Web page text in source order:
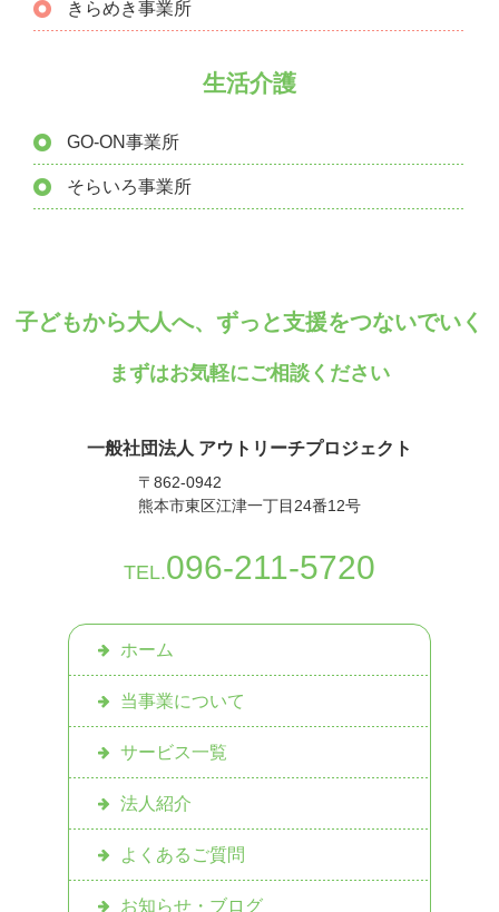
きらめき事業所
生活介護
GO-ON事業所
そらいろ事業所
子どもから大人へ、ずっと支援をつないでいく
まずはお気軽にご相談ください
一般社団法人 アウトリーチプロジェクト
〒862-0942
熊本市東区江津一丁目24番12号
TEL.096-211-5720
ホーム
当事業について
サービス一覧
法人紹介
よくあるご質問
お知らせ・ブログ